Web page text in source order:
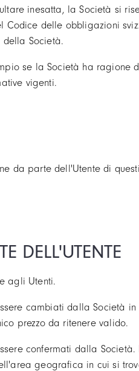
inesatta, la Società si
delle obbligazioni
Società.
se la Società ha ragione
vigenti.
da parte dell'Utente di questi
DELL'UTENTE
agli Utenti.
cambiati dalla Società in
prezzo da ritenere valido.
confermati dalla Società.
geografica in cui si